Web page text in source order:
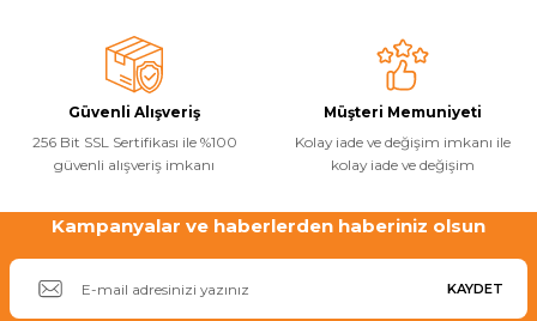
Güvenli Alışveriş
256 Bit SSL Sertifikası ile %100
güvenli alışveriş imkanı
Müşteri Memuniyeti
Kolay iade ve değişim imkanı ile
kolay iade ve değişim
Kampanyalar ve haberlerden haberiniz olsun
KAYDET